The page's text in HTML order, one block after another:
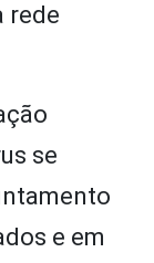
rede
se
e em